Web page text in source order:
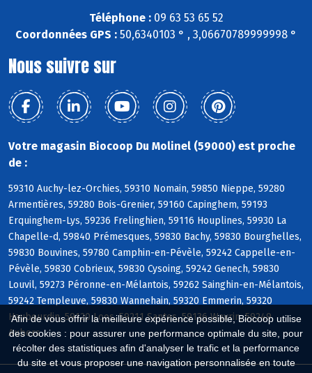
Afin de vous offrir la meilleure expérience possible, Biocoop utilise
des cookies : pour assurer une performance optimale du site, pour
récolter des statistiques afin d'analyser le trafic et la performance
du site et vous proposer une navigation personnalisée en toute
Téléphone :09 63 53 65 52
Coordonnées GPS : 50,6340103 ° , 3,06670789999998 °
Nous suivre sur
Votre magasin Biocoop Du Molinel (59000) est proche
de :
59310 Auchy-lez-Orchies, 59310 Nomain, 59850 Nieppe, 59280
Armentières, 59280 Bois-Grenier, 59160 Capinghem, 59193
Erquinghem-Lys, 59236 Frelinghien, 59116 Houplines, 59930 La
Chapelle-d, 59840 Prémesques, 59830 Bachy, 59830 Bourghelles,
59830 Bouvines, 59780 Camphin-en-Pévèle, 59242 Cappelle-en-
Pévèle, 59830 Cobrieux, 59830 Cysoing, 59242 Genech, 59830
Louvil, 59273 Péronne-en-Mélantois, 59262 Sainghin-en-Mélantois,
59242 Templeuve, 59830 Wannehain, 59320 Emmerin, 59320
Haubourdin, 59120 Loos, 59211 Santes, 59136 Wavrin, 59249
Aubers